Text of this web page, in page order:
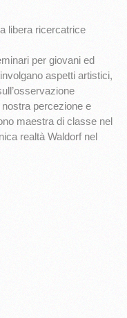
libera ricercatrice
per giovani ed
aspetti artistici,
percezione e
maestra di classe nel
realtà Waldorf nel